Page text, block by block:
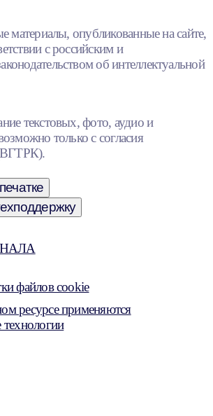
материалы, опубликованные на сайте,
с российским и
об интеллектуальной
текстовых, фото, аудио и
только с согласия
файлов cookie
ресурсе применяются
технологии